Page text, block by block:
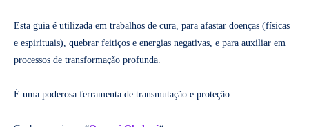
Esta guia é utilizada em trabalhos de cura, para afastar doenças (físicas
e espirituais), quebrar feitiços e energias negativas, e para auxiliar em
processos de transformação profunda.
É uma poderosa ferramenta de transmutação e proteção.